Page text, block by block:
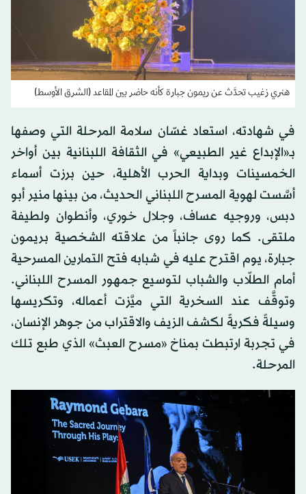
هنري زغيب تحدَّث عن ريمون جبارة كأنه حاضر بين المقاعد (الشرق الأوسط)
في شهادته، استعاد غسّان سلامة المرحلة التي وصفها
بـ«الإبداع غير الطبيعي» في الثقافة اللبنانية بين أواخر
الخمسينات وبداية الحرب الأهلية، حين برزت أسماء
أسَّست لهوية المسرح اللبناني الحديث، من بينها منير أبو
دبس، وروجيه عساف، وجلال خوري، وأنطوان ولطيفة
ملتقى. كما روى جانباً من علاقته الشخصية بريمون
جبارة، يوم اقترح عليه في شبابه فتح التمارين المسرحية
أمام الطلّاب والشباب لتوسيع جمهور المسرح اللبناني.
وتوقَّف عند السخرية التي ميَّزت أعماله، وتكريسها
وسيلةً فكريةً لكشف الزيف والاقتراب من جوهر الإنسان،
في تجربة ارتبطت بمناخ «مسرح العبث» الذي طبع تلك
المرحلة.